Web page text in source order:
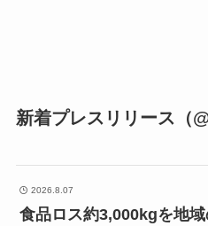
新着プレスリリース（
2026.8.07
食品ロス約3,000kgを地